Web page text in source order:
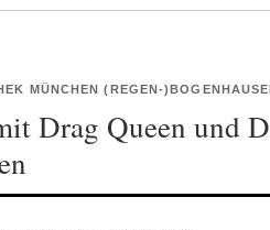
MÜNCHEN (REGEN-
Drag Queen und